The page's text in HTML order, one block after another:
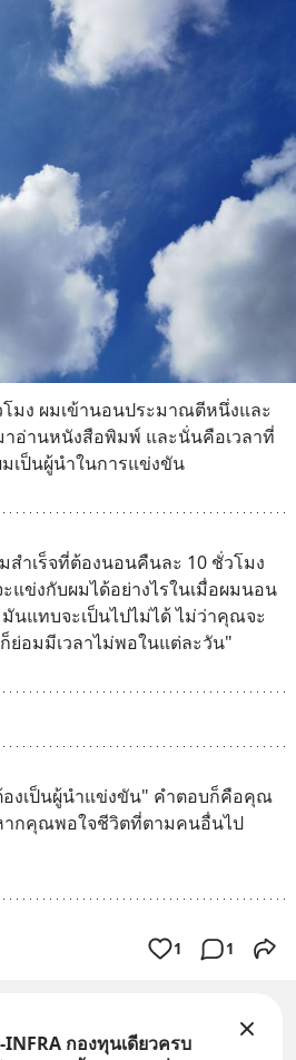
มง ผมเข้านอนประมาณตีหนึ่งและ
อ่านหนังสือพิมพ์ และนั่นคือเวลาที่
เป็นผู้นำในการแข่งขัน
ำเร็จที่ต้องนอนคืนละ 10 ชั่วโมง
แข่งกับผมได้อย่างไรในเมื่อผมนอน
นแทบจะเป็นไปไม่ได้ ไม่ว่าคุณจะ
ย่อมมีเวลาไม่พอในแต่ละวัน"
งเป็นผู้นำแข่งขัน" คำตอบก็คือคุณ
ากคุณพอใจชีวิตที่ตามคนอื่นไป
1 1
INFRA กองทุนเดียวครบ